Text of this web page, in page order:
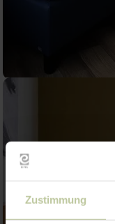
Zustimmung